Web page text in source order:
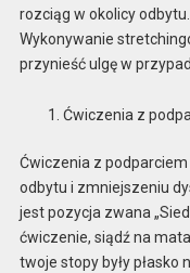
rozciąg w okolicy
Wykonywanie
przynieść ulgę w
Ćwiczenia z
Ćwiczenia z
odbytu i zmniejszeniu
jest pozycja zwana
ćwiczenie, siądź na
twoje stopy były płasko